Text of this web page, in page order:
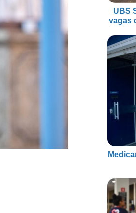
UBS
vagas